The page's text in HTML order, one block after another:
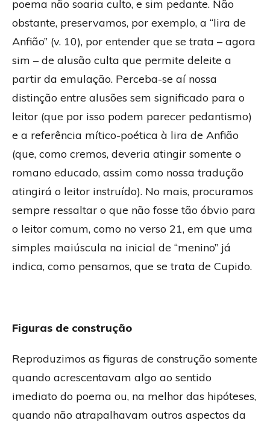
poema não soaria culto, e sim pedante. Não
obstante, preservamos, por exemplo, a “lira de
Anfião” (v. 10), por entender que se trata – agora
sim – de alusão culta que permite deleite a
partir da emulação. Perceba-se aí nossa
distinção entre alusões sem significado para o
leitor (que por isso podem parecer pedantismo)
e a referência mítico-poética à lira de Anfião
(que, como cremos, deveria atingir somente o
romano educado, assim como nossa tradução
atingirá o leitor instruído). No mais, procuramos
sempre ressaltar o que não fosse tão óbvio para
o leitor comum, como no verso 21, em que uma
simples maiúscula na inicial de “menino” já
indica, como pensamos, que se trata de Cupido.
Figuras de construção
Reproduzimos as figuras de construção somente
quando acrescentavam algo ao sentido
imediato do poema ou, na melhor das hipóteses,
quando não atrapalhavam outros aspectos da